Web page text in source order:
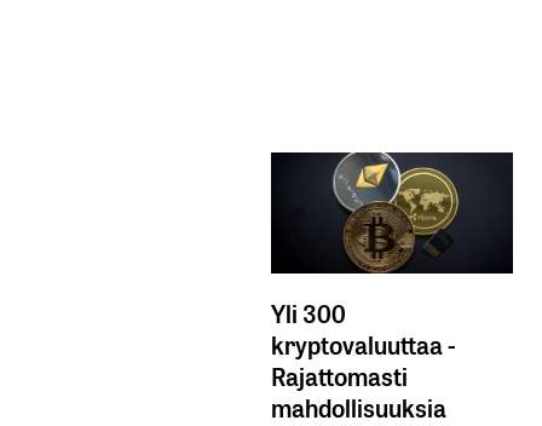
Yli 300
kryptovaluuttaa -
Rajattomasti
mahdollisuuksia